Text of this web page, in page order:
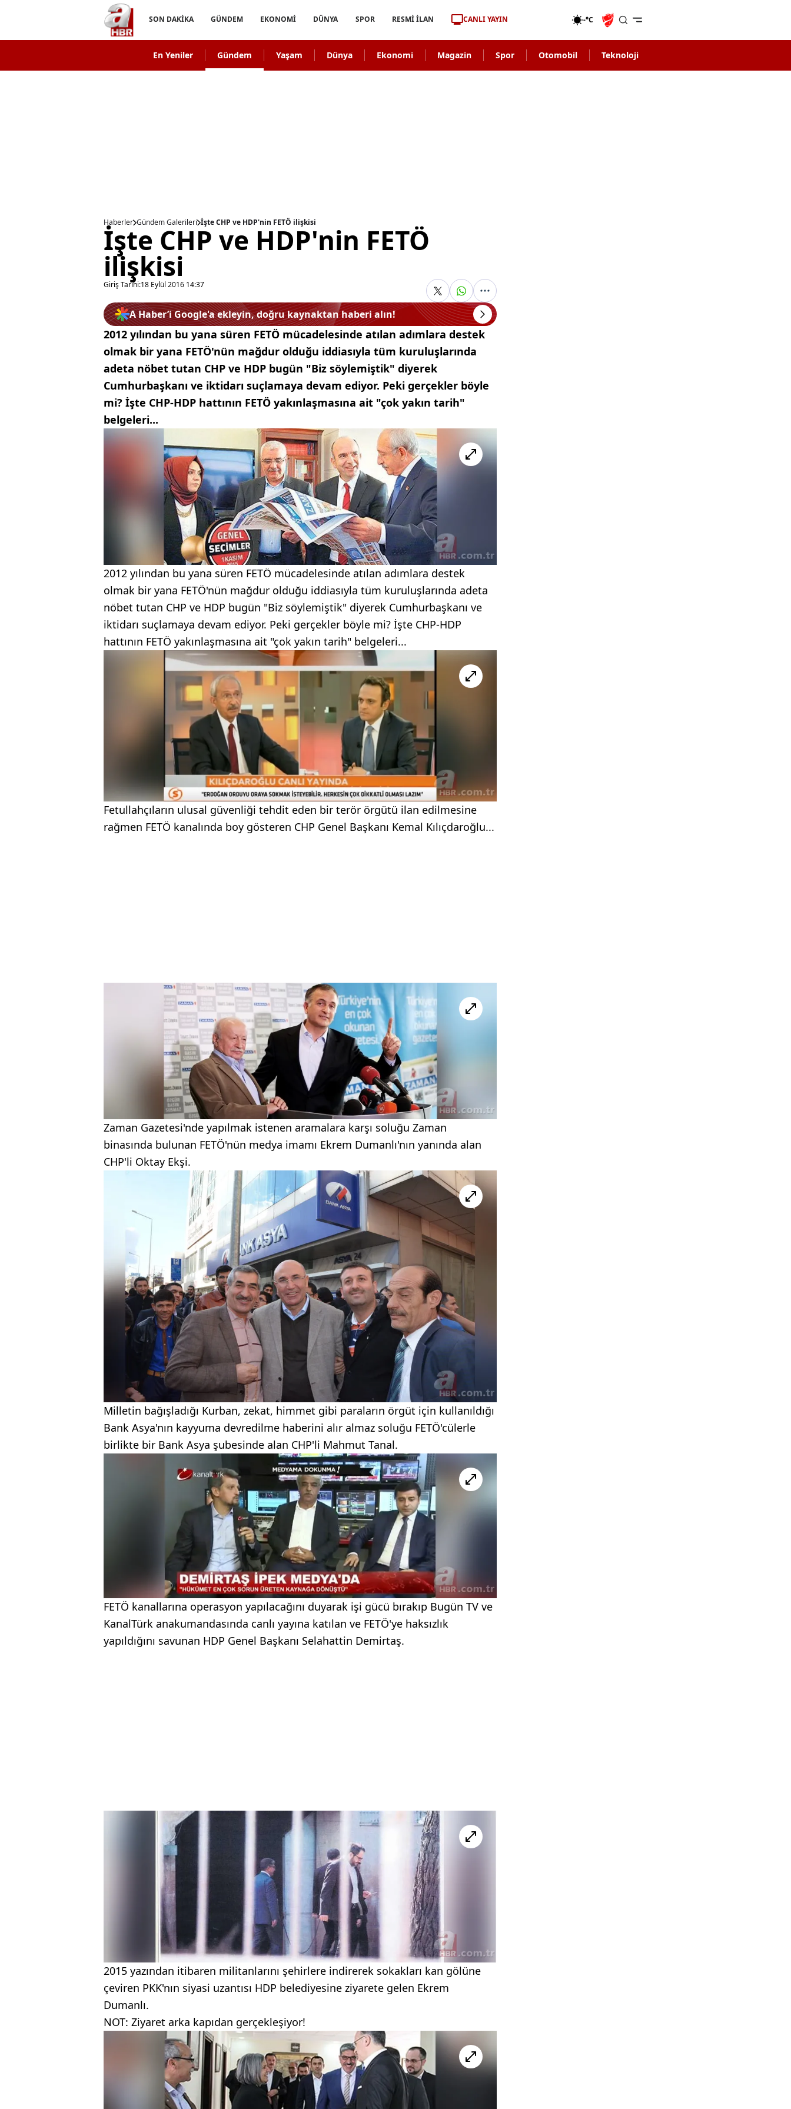
SON DAKİKA GÜNDEM EKONOMİ DÜNYA SPOR RESMİ İLAN CANLI YAYIN -°C
En Yeniler Gündem Yaşam Dünya Ekonomi Magazin Spor Otomobil Teknoloji
Haberler Gündem Galerileri İşte CHP ve HDP'nin FETÖ ilişkisi
İşte CHP ve HDP'nin FETÖ
ilişkisi
Giriş Tarihi:18 Eylül 2016 14:37
A Haber’i Google'a ekleyin, doğru kaynaktan haberi alın!
2012 yılından bu yana süren FETÖ mücadelesinde atılan adımlara destek
olmak bir yana FETÖ'nün mağdur olduğu iddiasıyla tüm kuruluşlarında
adeta nöbet tutan CHP ve HDP bugün "Biz söylemiştik" diyerek
Cumhurbaşkanı ve iktidarı suçlamaya devam ediyor. Peki gerçekler böyle
mi? İşte CHP-HDP hattının FETÖ yakınlaşmasına ait "çok yakın tarih"
belgeleri...
2012 yılından bu yana süren FETÖ mücadelesinde atılan adımlara destek
olmak bir yana FETÖ'nün mağdur olduğu iddiasıyla tüm kuruluşlarında adeta
nöbet tutan CHP ve HDP bugün "Biz söylemiştik" diyerek Cumhurbaşkanı ve
iktidarı suçlamaya devam ediyor. Peki gerçekler böyle mi? İşte CHP-HDP
hattının FETÖ yakınlaşmasına ait "çok yakın tarih" belgeleri...
Fetullahçıların ulusal güvenliği tehdit eden bir terör örgütü ilan edilmesine
rağmen FETÖ kanalında boy gösteren CHP Genel Başkanı Kemal Kılıçdaroğlu...
Zaman Gazetesi'nde yapılmak istenen aramalara karşı soluğu Zaman
binasında bulunan FETÖ'nün medya imamı Ekrem Dumanlı'nın yanında alan
CHP'li Oktay Ekşi.
Milletin bağışladığı Kurban, zekat, himmet gibi paraların örgüt için kullanıldığı
Bank Asya'nın kayyuma devredilme haberini alır almaz soluğu FETÖ'cülerle
birlikte bir Bank Asya şubesinde alan CHP'li Mahmut Tanal.
FETÖ kanallarına operasyon yapılacağını duyarak işi gücü bırakıp Bugün TV ve
KanalTürk anakumandasında canlı yayına katılan ve FETÖ'ye haksızlık
yapıldığını savunan HDP Genel Başkanı Selahattin Demirtaş.
2015 yazından itibaren militanlarını şehirlere indirerek sokakları kan gölüne
çeviren PKK'nın siyasi uzantısı HDP belediyesine ziyarete gelen Ekrem
Dumanlı.
NOT: Ziyaret arka kapıdan gerçekleşiyor!